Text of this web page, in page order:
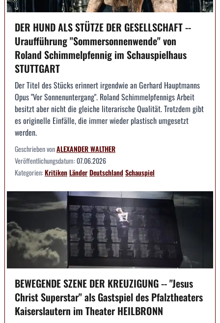
DER HUND ALS STÜTZE DER GESELLSCHAFT --
Uraufführung "Sommersonnenwende" von
Roland Schimmelpfennig im Schauspielhaus
STUTTGART
Der Titel des Stücks erinnert irgendwie an Gerhard Hauptmanns
Opus "Vor Sonnenuntergang". Roland Schimmelpfennigs Arbeit
besitzt aber nicht die gleiche literarische Qualität. Trotzdem gibt
es originelle Einfälle, die immer wieder plastisch umgesetzt
werden.
Geschrieben vonALEXANDER WALTHER
Veröffentlichungsdatum:07.06.2026
Kategorien:KritikenLänderDeutschlandSchauspiel
BEWEGENDE SZENE DER KREUZIGUNG -- "Jesus
Christ Superstar" als Gastspiel des Pfalztheaters
Kaiserslautern im Theater HEILBRONN